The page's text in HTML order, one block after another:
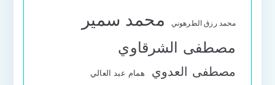
محمد رزق الطرهوني محمد سمير
مصطفى الشرقاوي
مصطفى العدوي همام عبد العالي